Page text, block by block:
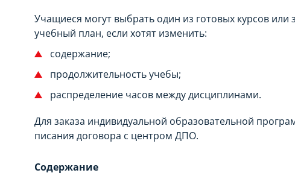
Учащиеся могут выбрать один из готовых курсов или
учебный план, если хотят изменить:
содержание;
продолжительность учебы;
распределение часов между дисциплинами.
Для заказа индивидуальной образовательной
писания договора с центром ДПО.
Содержание